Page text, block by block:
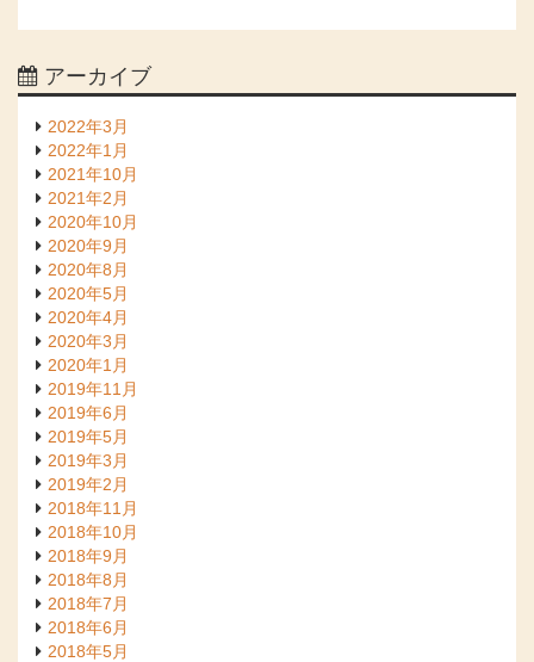
アーカイブ
2022年3月
2022年1月
2021年10月
2021年2月
2020年10月
2020年9月
2020年8月
2020年5月
2020年4月
2020年3月
2020年1月
2019年11月
2019年6月
2019年5月
2019年3月
2019年2月
2018年11月
2018年10月
2018年9月
2018年8月
2018年7月
2018年6月
2018年5月